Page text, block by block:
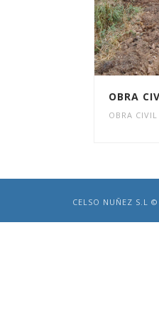
OBRA
OBRA CIVIL
CELSO NUÑEZ